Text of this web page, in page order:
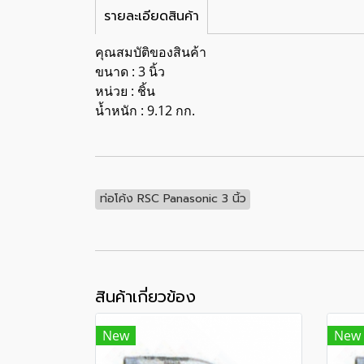
รายละเอียดสินค้า
คุณสมบัติของสินค้า
ขนาด : 3 นิ้ว
หน่วย : ชิ้น
น้ำหนัก : 9.12 กก.
ท่อโค้ง RSC Panasonic 3 นิ้ว
สินค้าเกี่ยวข้อง
New New